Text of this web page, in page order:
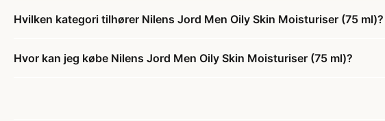
Hvilken kategori tilhører Nilens Jord Men Oily Skin Moisturiser (75 ml)?
Hvor kan jeg købe Nilens Jord Men Oily Skin Moisturiser (75 ml)?